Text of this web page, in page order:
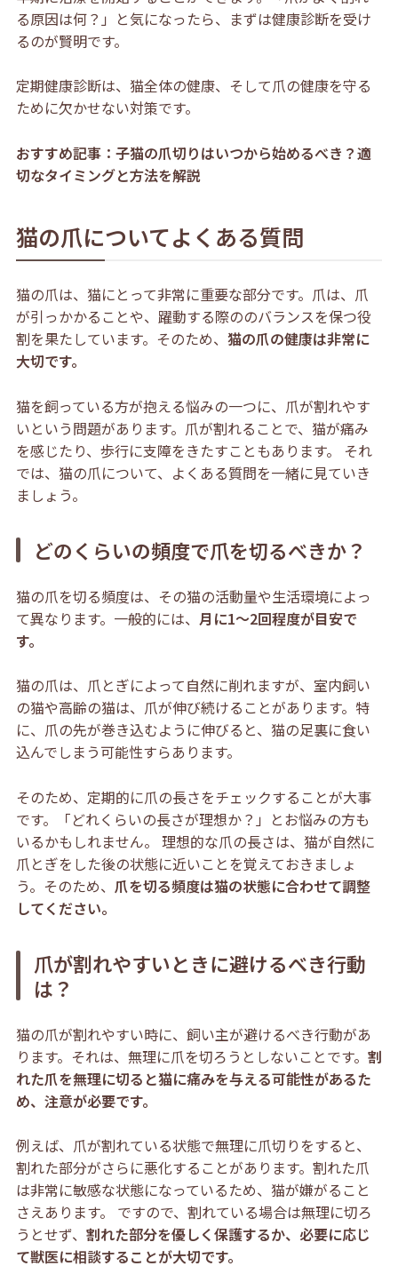
る原因は何？」と気になったら、まずは健康診断を受け
るのが賢明です。
定期健康診断は、猫全体の健康、そして爪の健康を守る
ために欠かせない対策です。
おすすめ記事：子猫の爪切りはいつから始めるべき？適
切なタイミングと方法を解説
猫の爪についてよくある質問
猫の爪は、猫にとって非常に重要な部分です。爪は、爪
が引っかかることや、躍動する際ののバランスを保つ役
割を果たしています。そのため、 猫の爪の健康は非常に
大切です。
猫を飼っている方が抱える悩みの一つに、爪が割れやす
いという問題があります。爪が割れることで、猫が痛み
を感じたり、歩行に支障をきたすこともあります。 それ
では、猫の爪について、よくある質問を一緒に見ていき
ましょう。
どのくらいの頻度で爪を切るべきか？
猫の爪を切る頻度は、その猫の活動量や生活環境によっ
て異なります。一般的には、 月に1〜2回程度が目安で
す。
猫の爪は、爪とぎによって自然に削れますが、室内飼い
の猫や高齢の猫は、爪が伸び続けることがあります。特
に、爪の先が巻き込むように伸びると、猫の足裏に食い
込んでしまう可能性すらあります。
そのため、定期的に爪の長さをチェックすることが大事
です。「どれくらいの長さが理想か？」とお悩みの方も
いるかもしれません。 理想的な爪の長さは、猫が自然に
爪とぎをした後の状態に近いことを覚えておきましょ
う。そのため、 爪を切る頻度は猫の状態に合わせて調整
してください。
爪が割れやすいときに避けるべき行動
は？
猫の爪が割れやすい時に、飼い主が避けるべき行動があ
ります。それは、無理に爪を切ろうとしないことです。 割
れた爪を無理に切ると猫に痛みを与える可能性があるた
め、注意が必要です。
例えば、爪が割れている状態で無理に爪切りをすると、
割れた部分がさらに悪化することがあります。割れた爪
は非常に敏感な状態になっているため、猫が嫌がること
さえあります。 ですので、割れている場合は無理に切ろ
うとせず、 割れた部分を優しく保護するか、必要に応じ
て獣医に相談することが大切です。